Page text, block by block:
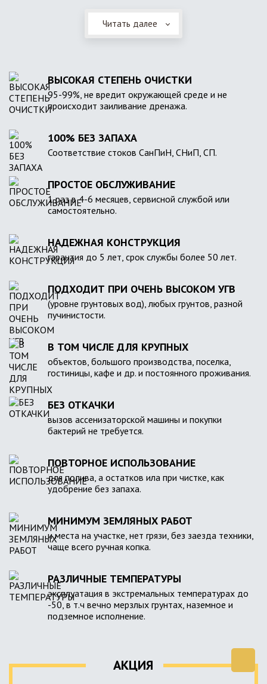
Читать далее
ВЫСОКАЯ СТЕПЕНЬ ОЧИСТКИ
95-99%, не вредит окружающей среде и не
происходит заиливание дренажа.
100% БЕЗ ЗАПАХА
Соответствие стоков СанПиН, СНиП, СП.
ПРОСТОЕ ОБСЛУЖИВАНИЕ
1 раз в 4-6 месяцев, сервисной службой или
самостоятельно.
НАДЕЖНАЯ КОНСТРУКЦИЯ
гарантия до 5 лет, срок службы более 50 лет.
ПОДХОДИТ ПРИ ОЧЕНЬ ВЫСОКОМ УГВ
(уровне грунтовых вод), любых грунтов, разной
пучинистости.
В ТОМ ЧИСЛЕ ДЛЯ КРУПНЫХ
объектов, большого производства, поселка,
гостиницы, кафе и др. и постоянного проживания.
БЕЗ ОТКАЧКИ
вызов ассенизаторской машины и покупки
бактерий не требуется.
ПОВТОРНОЕ ИСПОЛЬЗОВАНИЕ
для полива, а остатков ила при чистке, как
удобрение без запаха.
МИНИМУМ ЗЕМЛЯНЫХ РАБОТ
и места на участке, нет грязи, без заезда техники,
чаще всего ручная копка.
РАЗЛИЧНЫЕ ТЕМПЕРАТУРЫ
эксплуатация в экстремальных температурах до
-50, в т.ч вечно мерзлых грунтах, наземное и
подземное исполнение.
АКЦИЯ